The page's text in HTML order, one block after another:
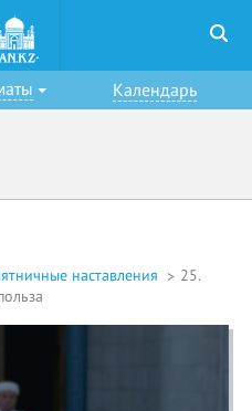
Календарь
наставления
25.